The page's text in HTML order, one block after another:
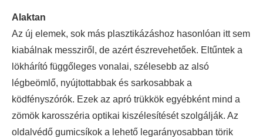
Alaktan
Az új elemek, sok más plasztikázáshoz hasonlóan itt sem
kiabálnak messziről, de azért észrevehetőek. Eltűntek a
lökhárító függőleges vonalai, szélesebb az alsó
légbeömlő, nyújtottabbak és sarkosabbak a
ködfényszórók. Ezek az apró trükkök egyébként mind a
zömök karosszéria optikai kiszélesítését szolgálják. Az
oldalvédő gumicsíkok a lehető legarányosabban törik